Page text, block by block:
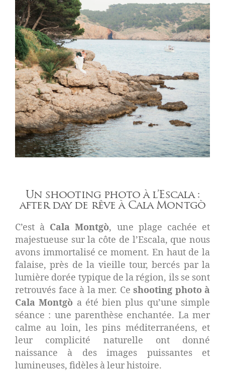
Un shooting photo à l’Escala :
after day de rêve à Cala Montgò
C’est à Cala Montgò, une plage cachée et
majestueuse sur la côte de l’Escala, que nous
avons immortalisé ce moment. En haut de la
falaise, près de la vieille tour, bercés par la
lumière dorée typique de la région, ils se sont
retrouvés face à la mer. Ce shooting photo à
Cala Montgò a été bien plus qu’une simple
séance : une parenthèse enchantée. La mer
calme au loin, les pins méditerranéens, et
leur complicité naturelle ont donné
naissance à des images puissantes et
lumineuses, fidèles à leur histoire.